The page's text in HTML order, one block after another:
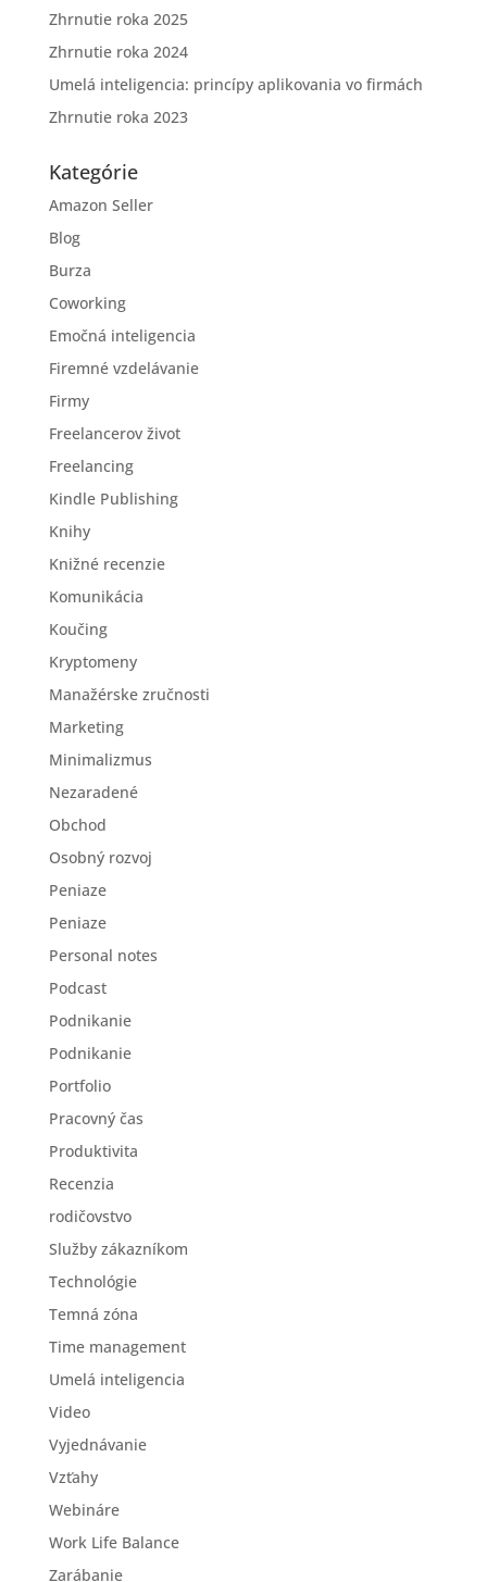
Zhrnutie roka 2025
Zhrnutie roka 2024
Umelá inteligencia: princípy aplikovania vo firmách
Zhrnutie roka 2023
Kategórie
Amazon Seller
Blog
Burza
Coworking
Emočná inteligencia
Firemné vzdelávanie
Firmy
Freelancerov život
Freelancing
Kindle Publishing
Knihy
Knižné recenzie
Komunikácia
Koučing
Kryptomeny
Manažérske zručnosti
Marketing
Minimalizmus
Nezaradené
Obchod
Osobný rozvoj
Peniaze
Peniaze
Personal notes
Podcast
Podnikanie
Podnikanie
Portfolio
Pracovný čas
Produktivita
Recenzia
rodičovstvo
Služby zákazníkom
Technológie
Temná zóna
Time management
Umelá inteligencia
Video
Vyjednávanie
Vzťahy
Webináre
Work Life Balance
Zarábanie